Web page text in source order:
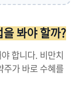
봐야 할까?
합니다. 비만치
주가 바로 수혜를